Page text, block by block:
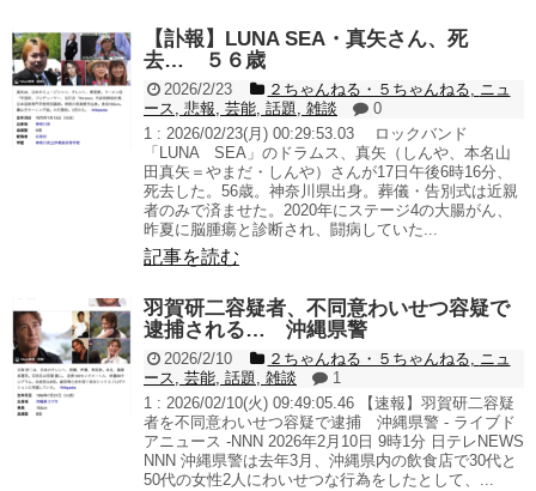
【訃報】LUNA SEA・真矢さん、死
去… ５６歳
2026/2/23 ２ちゃんねる・５ちゃんねる, ニュ
ース, 悲報, 芸能, 話題, 雑談
0
1 : 2026/02/23(月) 00:29:53.03 ロックバンド
「LUNA SEA」のドラムス、真矢（しんや、本名山
田真矢＝やまだ・しんや）さんが17日午後6時16分、
死去した。56歳。神奈川県出身。葬儀・告別式は近親
者のみで済ませた。2020年にステージ4の大腸がん、
昨夏に脳腫瘍と診断され、闘病していた...
記事を読む
羽賀研二容疑者、不同意わいせつ容疑で
逮捕される… 沖縄県警
2026/2/10 ２ちゃんねる・５ちゃんねる, ニュ
ース, 芸能, 話題, 雑談
1
1 : 2026/02/10(火) 09:49:05.46 【速報】羽賀研二容疑
者を不同意わいせつ容疑で逮捕 沖縄県警 - ライブド
アニュース -NNN 2026年2月10日 9時1分 日テレNEWS
NNN 沖縄県警は去年3月、沖縄県内の飲食店で30代と
50代の女性2人にわいせつな行為をしたとして、...